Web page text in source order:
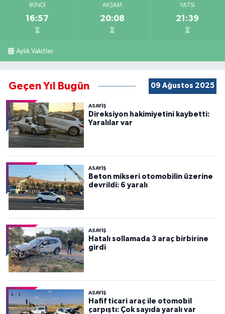
İKINDI
16:57
AKŞAM
20:08
YATSI
21:39
Aylık Vakitler
Geçen Yıl Bugün 09 Ağustos 2025
ASAYİŞ
Direksiyon hakimiyetini kaybetti:
Yaralılar var
ASAYİŞ
Beton mikseri otomobilin üzerine
devrildi: 6 yaralı
ASAYİŞ
Hatalı sollamada 3 araç birbirine
girdi
ASAYİŞ
Hafif ticari araç ile otomobil
çarpıştı: Çok sayıda yaralı var